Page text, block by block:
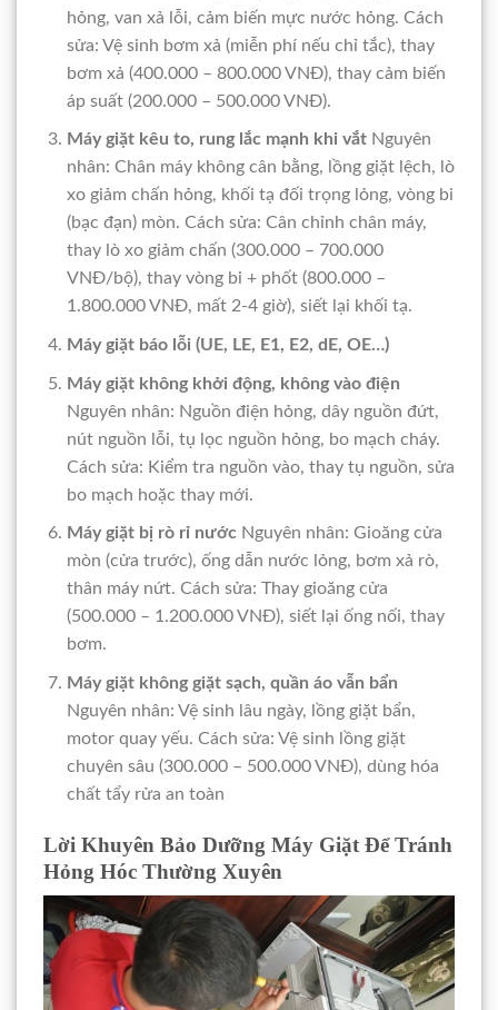
hỏng, van xả lỗi, cảm biến mực nước hỏng. Cách
sửa: Vệ sinh bơm xả (miễn phí nếu chỉ tắc), thay
bơm xả (400.000 – 800.000 VNĐ), thay cảm biến
áp suất (200.000 – 500.000 VNĐ).
Máy giặt kêu to, rung lắc mạnh khi vắtNguyên
nhân: Chân máy không cân bằng, lồng giặt lệch, lò
xo giảm chấn hỏng, khối tạ đối trọng lỏng, vòng bi
(bạc đạn) mòn. Cách sửa: Cân chỉnh chân máy,
thay lò xo giảm chấn (300.000 – 700.000
VNĐ/bộ), thay vòng bi + phốt (800.000 –
1.800.000 VNĐ, mất 2-4 giờ), siết lại khối tạ.
Máy giặt báo lỗi (UE, LE, E1, E2, dE, OE…)
Máy giặt không khởi động, không vào điện
Nguyên nhân: Nguồn điện hỏng, dây nguồn đứt,
nút nguồn lỗi, tụ lọc nguồn hỏng, bo mạch cháy.
Cách sửa: Kiểm tra nguồn vào, thay tụ nguồn, sửa
bo mạch hoặc thay mới.
Máy giặt bị rò rỉ nướcNguyên nhân: Gioăng cửa
mòn (cửa trước), ống dẫn nước lỏng, bơm xả rò,
thân máy nứt. Cách sửa: Thay gioăng cửa
(500.000 – 1.200.000 VNĐ), siết lại ống nối, thay
bơm.
Máy giặt không giặt sạch, quần áo vẫn bẩn
Nguyên nhân: Vệ sinh lâu ngày, lồng giặt bẩn,
motor quay yếu. Cách sửa: Vệ sinh lồng giặt
chuyên sâu (300.000 – 500.000 VNĐ), dùng hóa
chất tẩy rửa an toàn
Lời Khuyên Bảo Dưỡng Máy Giặt Để Tránh
Hỏng Hóc Thường Xuyên